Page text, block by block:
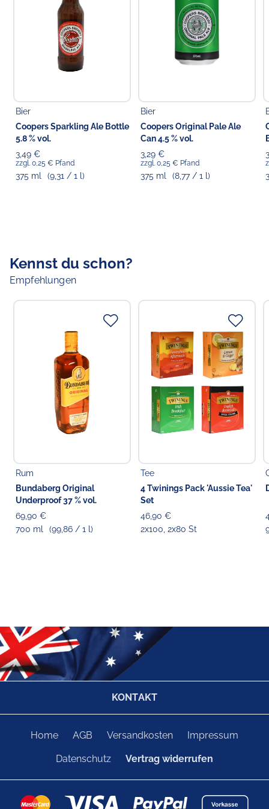
22769 Hamburg
Bier
Coopers Sparkling Ale Bottle
5.8 % vol.
3,49 €
zzgl. 0,25 € Pfand
375 ml (9,31 / 1 l)
Bier
Coopers Original Pale Ale
Can 4.5 % vol.
3,29 €
zzgl. 0,25 € Pfand
375 ml (8,77 / 1 l)
Kennst du schon?
Empfehlungen
Rum
Bundaberg Original
Underproof 37 % vol.
69,90 €
700 ml
(99,86 / 1 l)
Tee
4 Twinings Pack 'Aussie Tea'
Set
46,90 €
2x100, 2x80 St
KONTAKT
Home AGB Versandkosten Impressum
Datenschutz Vertrag widerrufen